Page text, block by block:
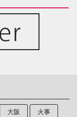
大阪 火事